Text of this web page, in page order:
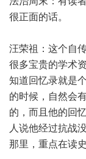
很正面的话。
汪荣祖：这个自
很多宝贵的学术
知道回忆录就是
的时候，自然会
的，而且他的回
人说他经过抗战
那里，重点在读史